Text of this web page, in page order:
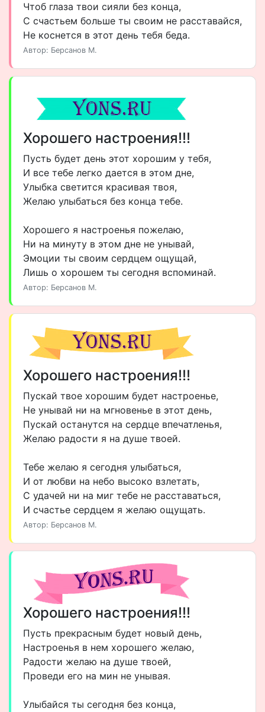
Чтоб глаза твои сияли без конца,
С счастьем больше ты своим не расставайся,
Не коснется в этот день тебя беда.
Автор: Берсанов М.
Хорошего настроения!!!
Пусть будет день этот хорошим у тебя,
И все тебе легко дается в этом дне,
Улыбка светится красивая твоя,
Желаю улыбаться без конца тебе.
Хорошего я настроенья пожелаю,
Ни на минуту в этом дне не унывай,
Эмоции ты своим сердцем ощущай,
Лишь о хорошем ты сегодня вспоминай.
Автор: Берсанов М.
Хорошего настроения!!!
Пускай твое хорошим будет настроенье,
Не унывай ни на мгновенье в этот день,
Пускай останутся на сердце впечатленья,
Желаю радости я на душе твоей.
Тебе желаю я сегодня улыбаться,
И от любви на небо высоко взлетать,
С удачей ни на миг тебе не расставаться,
И счастье сердцем я желаю ощущать.
Автор: Берсанов М.
Хорошего настроения!!!
Пусть прекрасным будет новый день,
Настроенья в нем хорошего желаю,
Радости желаю на душе твоей,
Проведи его на мин не унывая.
Улыбайся ты сегодня без конца,